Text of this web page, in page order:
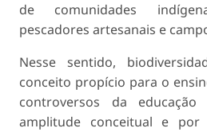
de comunidades
pescadores artesanais e
Nesse sentido,
conceito propício para o
controversos da
amplitude conceitual e por